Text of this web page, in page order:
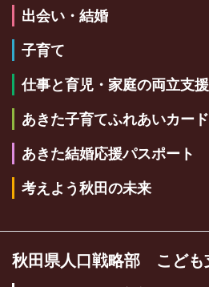
出会い・結婚
子育て
仕事と育児・家庭の両立支援
あきた子育てふれあいカード
あきた結婚応援パスポート
考えよう秋田の未来
秋田県人口戦略部 こども